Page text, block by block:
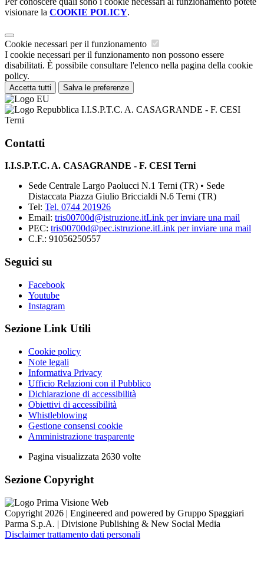
visionare la COOKIE POLICY.
Cookie necessari per il funzionamento
I cookie necessari per il funzionamento non possono essere
disabilitati. È possibile consultare l'elenco nella pagina della cookie
policy.
Accetta tutti Salva le preferenze
I.I.S.P.T.C. A. CASAGRANDE - F. CESI
Terni
Contatti
I.I.S.P.T.C. A. CASAGRANDE - F. CESI Terni
Sede Centrale Largo Paolucci N.1 Terni (TR) • Sede
Distaccata Piazza Giulio Briccialdi N.6 Terni (TR)
Tel: Tel. 0744 201926
Email: tris00700d@istruzione.itLink per inviare una mail
PEC: tris00700d@pec.istruzione.itLink per inviare una mail
C.F.: 91056250557
Seguici su
Facebook
Youtube
Instagram
Sezione Link Utili
Cookie policy
Note legali
Informativa Privacy
Ufficio Relazioni con il Pubblico
Dichiarazione di accessibilità
Obiettivi di accessibilità
Whistleblowing
Gestione consensi cookie
Amministrazione trasparente
Pagina visualizzata 2630 volte
Sezione Copyright
Copyright 2026 | Engineered and powered by Gruppo Spaggiari
Parma S.p.A. | Divisione Publishing & New Social Media
Disclaimer trattamento dati personali